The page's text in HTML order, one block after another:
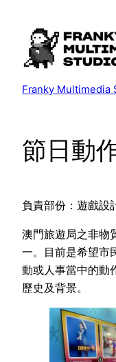
content
Franky Multimedia
節日動
負責部份：遊戲設
澳門旅遊局之非物
一。目前是希望市
動或人事當中的動
歷史及背景。